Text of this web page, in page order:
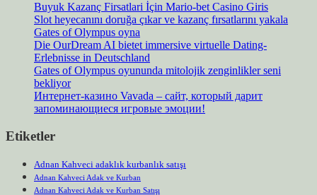
Buyuk Kazanç Firsatlari İçin Mario-bet Casino Giris
Slot heyecanını doruğa çıkar ve kazanç fırsatlarını yakala
Gates of Olympus oyna
Die OurDream AI bietet immersive virtuelle Dating-
Erlebnisse in Deutschland
Gates of Olympus oyununda mitolojik zenginlikler seni
bekliyor
Интернет-казино Vavada – сайт, который дарит
запоминающиеся игровые эмоции!
Etiketler
Adnan Kahveci adaklık kurbanlık satışı
Adnan Kahveci Adak ve Kurban
Adnan Kahveci Adak ve Kurban Satışı